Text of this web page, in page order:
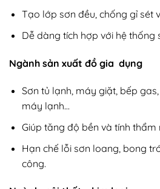
Tạo lớp sơn đều, chống gỉ sét
Dễ dàng tích hợp với hệ thống
Ngành sản xuất đồ gia dụng
Sơn tủ lạnh, máy giặt, bếp
máy lạnh…
Giúp tăng độ bền và tính
Hạn chế lỗi sơn loang, bong
công.